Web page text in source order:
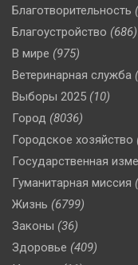
Благотворительность
Благоустройство (686)
В мире (975)
Ветеринарная служба
Выборы 2025 (10)
Город (8036)
Городское хозяйство
Государственная
Гуманитарная миссия
Жизнь (6799)
Законы (36)
Здоровье (409)